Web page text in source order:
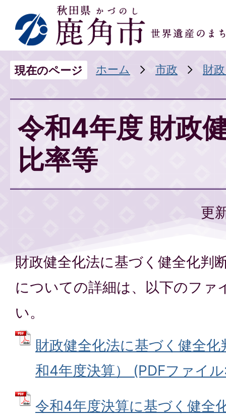
現在のページ ホーム 市政 財
令和4年度 財政
比率等
更
財政健全化法に基づく健全化判
についての詳細は、以下のファ
い。
財政健全化法に基づく健全
和4年度決算） (PDFファイ
令和4年度決算に基づく健全